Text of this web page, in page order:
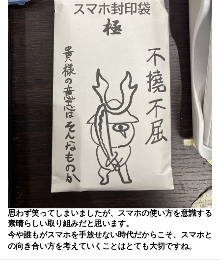
思わず笑ってしまいましたが、スマホの使い方を意識する
素晴らしい取り組みだと思います。
今や誰もがスマホを手放せない時代だからこそ、
スマホと
の向き合い方を考えていくことはとても大切ですね。